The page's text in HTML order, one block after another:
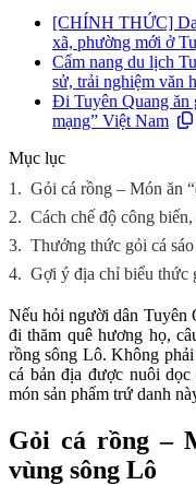
[CHÍNH THỨC]
xã, phường mới ở
Cẩm nang du lịch
sử, trải nghiệm văn
Đi Tuyên Quang ăn
mạng” Việt Nam
Mục lục
1. Gỏi cá rồng – Món ăn
2. Cách chế độ công
3. Thưởng thức gỏi cá
4. Gợi ý địa chỉ biểu thức
Nếu hỏi người dân Tuyên
đi thăm quê hương họ,
rồng sông Lô. Không
cá bản địa được nuôi
món sản phẩm trứ danh
Gỏi cá rồng –
vùng sông Lô